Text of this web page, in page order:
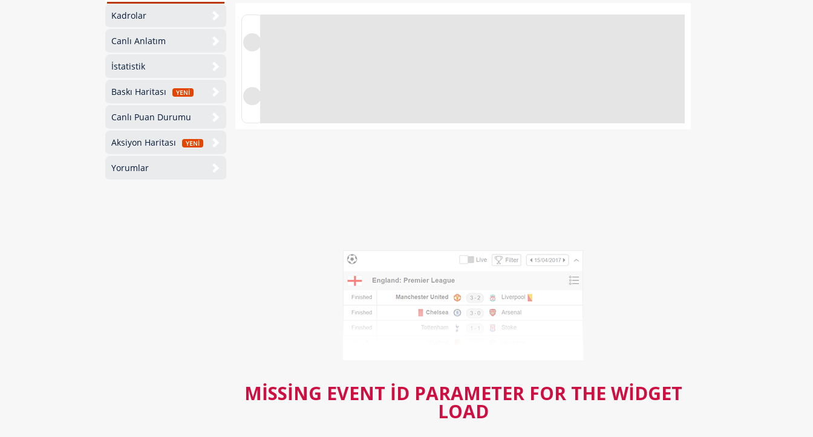
Kadrolar
Canlı Anlatım
İstatistik
Baskı Haritası YENİ
Canlı Puan Durumu
Aksiyon Haritası YENİ
Yorumlar
MISSING EVENT ID PARAMETER FOR THE WIDGET
LOAD